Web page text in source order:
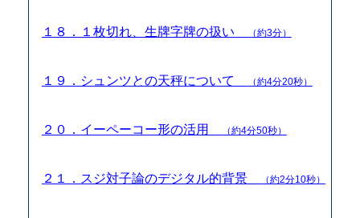
１８．１枚切れ、生牌字牌の扱い （約3分）
１９．シュンツとの天秤について （約4分20秒）
２０．イーペーコー形の活用 （約4分50秒）
２１．スジ対子論のデジタル的背景 （約2分10秒）